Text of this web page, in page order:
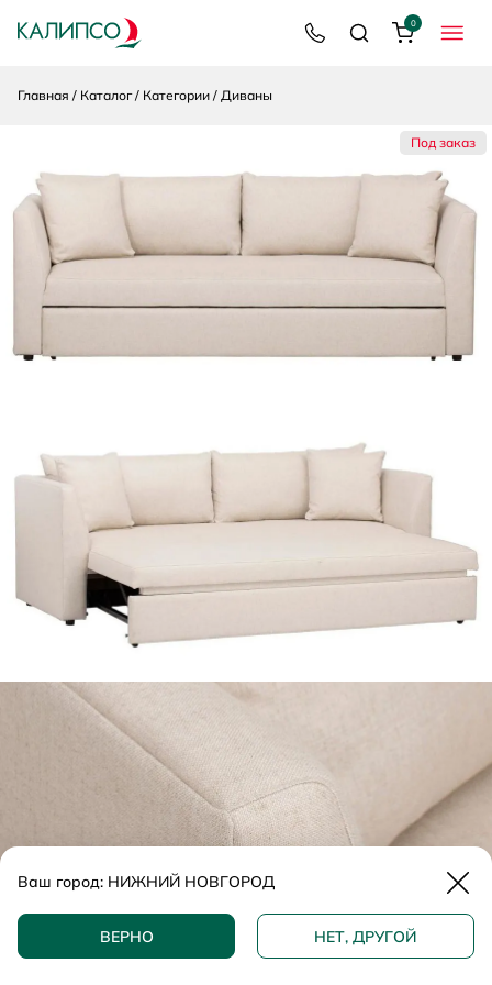
МЕНЮ
8 800 200 92 39
ПоискКорзина
0
Главная Каталог Категории Диваны
КУПИТЬ В 1 КЛИК
Под заказ
Ваш город: НИЖНИЙ НОВГОРОД
ВЕРНО НЕТ, ДРУГОЙ